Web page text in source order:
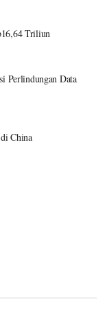
Triliun
Perlindungan Data
China